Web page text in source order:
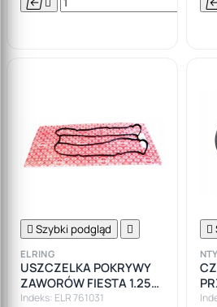
 Szybki podgląd 
ELRING
USZCZELKA POKRYWY
ZAWORÓW FIESTA 1.25
1.4 1.6
Indeks: ELR 761031

NTY